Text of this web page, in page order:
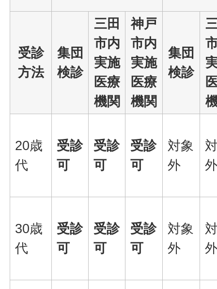
受診
方法
集団
検診
三田
市内
実施
医療
機関
神戸
市内
実施
医療
機関
集団
検診
20歳
代
受診
可
受診
可
受診
可
対象
外
30歳
代
受診
可
受診
可
受診
可
対象
外